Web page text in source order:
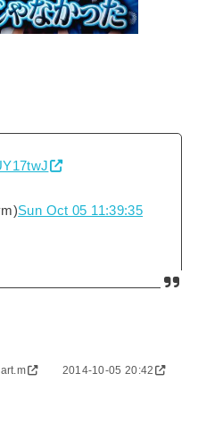
Sun Oct 05 11:39:35
2014-10-05 20:42